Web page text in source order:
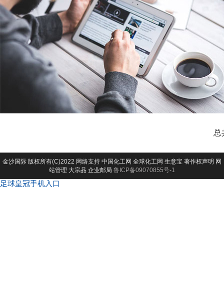
总
金沙国际 版权所有(C)2022 网络支持 中国化工网 全球化工网 生意宝 著作权声明 网
站管理 大宗品 企业邮局 鲁ICP备09070855号-1
足球皇冠手机入口